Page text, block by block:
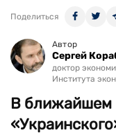
Поделиться
Автор
Сергей
доктор
Института
В ближайшем